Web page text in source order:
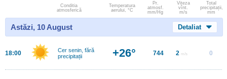
Conditia
atmosferică
Temperatura
aerului, °C
Pr.
atmosf.
mm/Hg
Viteza
vînt.
m/s
Total
precipitații,
mm
Astăzi, 10 August Detaliat
18:00
Cer senin, fără
precipitații
+26° 744 2 m/s 0